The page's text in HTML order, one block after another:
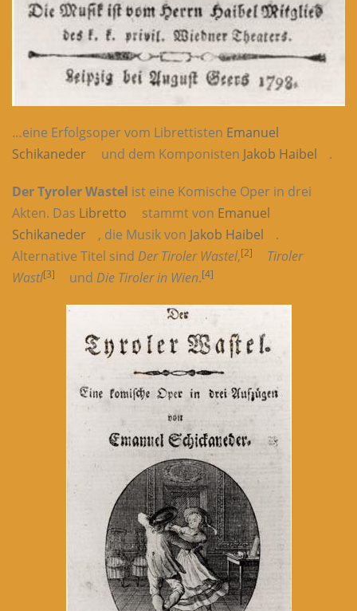
…eine Erfolgsoper vom Librettisten Emanuel
Schikaneder
und dem Komponisten Jakob Haibel .
Der Tyroler Wastel ist eine Komische Oper in drei
Akten. Das Libretto stammt von Emanuel
Schikaneder
, die Musik von Jakob Haibel
.
Alternative Titel sind Der Tiroler Wastel,[2]
Tiroler
Wastl[3] und Die Tiroler in Wien.[4]